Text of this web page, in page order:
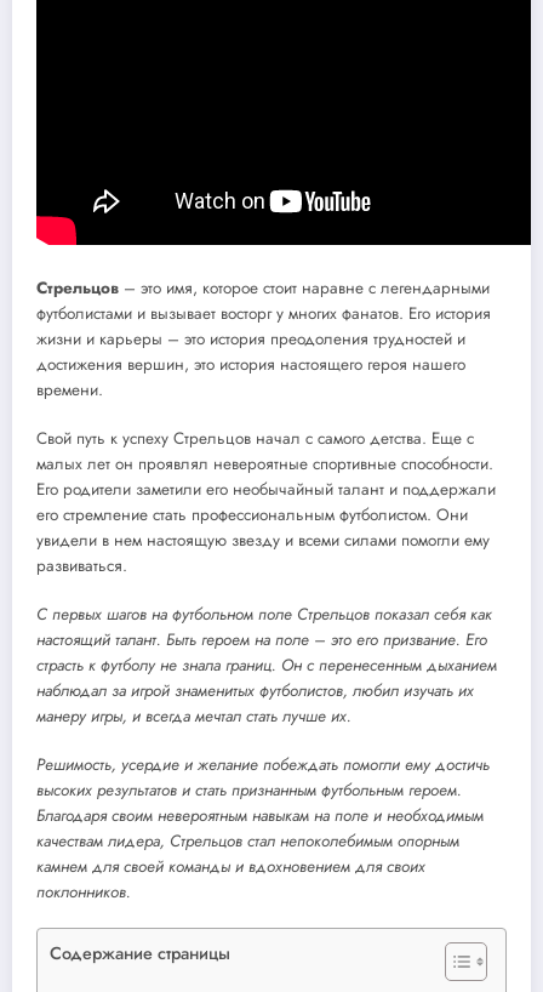
Стрельцов – это имя, которое стоит наравне с легендарными
футболистами и вызывает восторг у многих фанатов. Его история
жизни и карьеры – это история преодоления трудностей и
достижения вершин, это история настоящего героя нашего
времени.
Свой путь к успеху Стрельцов начал с самого детства. Еще с
малых лет он проявлял невероятные спортивные способности.
Его родители заметили его необычайный талант и поддержали
его стремление стать профессиональным футболистом. Они
увидели в нем настоящую звезду и всеми силами помогли ему
развиваться.
С первых шагов на футбольном поле Стрельцов показал себя как
настоящий талант. Быть героем на поле – это его призвание. Его
страсть к футболу не знала границ. Он с перенесенным дыханием
наблюдал за игрой знаменитых футболистов, любил изучать их
манеру игры, и всегда мечтал стать лучше их.
Решимость, усердие и желание побеждать помогли ему достичь
высоких результатов и стать признанным футбольным героем.
Благодаря своим невероятным навыкам на поле и необходимым
качествам лидера, Стрельцов стал непоколебимым опорным
камнем для своей команды и вдохновением для своих
поклонников.
Содержание страницы